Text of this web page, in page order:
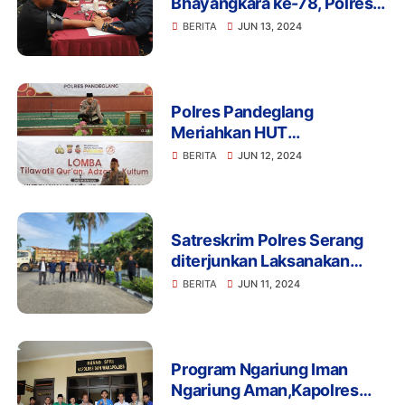
Cilegon Adakan Bhakti
BERITA JUN 13, 2024
Polres Pandeglang
Meriahkan HUT
Bhayangkara ke-78 dengan
BERITA JUN 12, 2024
Satreskrim Polres Serang
diterjunkan Laksanakan
Pengamanan Aksi Unjukrasa
BERITA JUN 11, 2024
Program Ngariung Iman
Ngariung Aman,Kapolres